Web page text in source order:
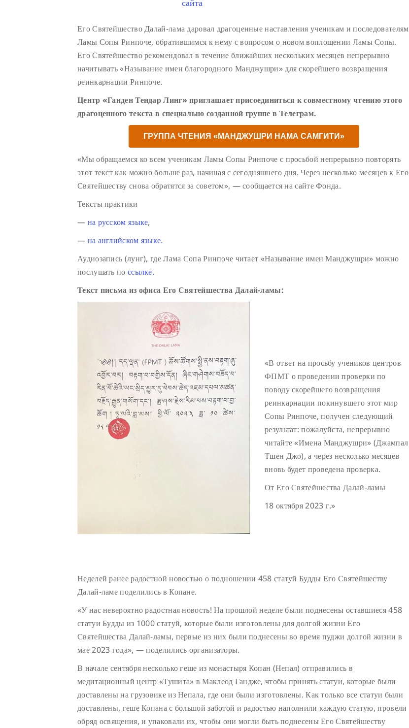
Его Святейшество Далай-лама даровал драгоценные наставления ученикам и последователям
Ламы Сопы Ринпоче, обратившимся к нему с вопросом о новом воплощении Ламы Сопы.
Его Святейшество рекомендовал в течение ближайших нескольких месяцев непрерывно
начитывать «Называние имен благородного Манджушри» для скорейшего возвращения
реинкарнации Ринпоче.
Центр «Ганден Тендар Линг» приглашает присоединиться к совместному чтению этого
драгоценного текста в специально созданной группе в Телеграм.
ГРУППА ЧТЕНИЯ «МАНДЖУШРИ НАМА САМГИТИ»
«Мы обращаемся ко всем ученикам Ламы Сопы Ринпоче с просьбой непрерывно повторять
этот текст как можно больше раз, начиная с сегодняшнего дня. Через несколько месяцев к Его
Святейшеству снова обратятся за советом», — сообщается на сайте Фонда.
Тексты практики
— на русском языке,
— на английском языке.
Аудиозапись (лунг), где Лама Сопа Ринпоче читает «Называние имен Манджушри» можно
послушать по ссылке.
Текст письма из офиса Его Святейшества Далай-ламы:
«В ответ на просьбу учеников центров
ФПМТ о проведении проверки по
поводу скорейшего возвращения
реинкарнации покинувшего этот мир
Сопы Ринпоче, получен следующий
результат: пожалуйста, непрерывно
читайте «Имена Манджушри» (Джампал
Тшен Джо), а через несколько месяцев
вновь будет проведена проверка.
От Его Святейшества Далай-ламы
18 октября 2023 г.»
Неделей ранее радостной новостью о подношении 458 статуй Будды Его Святейшеству
Далай-ламе поделились в Копане.
«У нас невероятно радостная новость! На прошлой неделе были поднесены оставшиеся 458
статуи Будды из 1000 статуй, которые были изготовлены для долгой жизни Его
Святейшества Далай-ламы, первые из них были поднесены во время пуджи долгой жизни в
мае 2023 года», — поделились организаторы.
В начале сентября несколько геше из монастыря Копан (Непал) отправились в
медитационный центр «Тушита» в Маклеод Гандже, чтобы принять статуи, которые были
доставлены на грузовике из Непала, где они были изготовлены. Как только все статуи были
доставлены, геше Копана с большой заботой и радостью наполнили каждую статую, провели
обряд освящения, и упаковали их, чтобы они могли быть поднесены Его Святейшеству